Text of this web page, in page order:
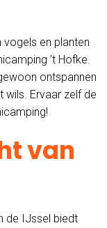
en planten
’t Hofke.
ontspannen
wils. Ervaar zelf de
van
de IJssel biedt